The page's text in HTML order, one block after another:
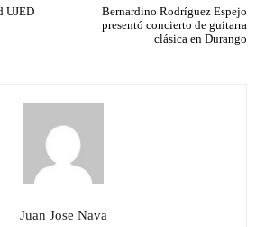
UJED
Bernardino Rodríguez Espejo
presentó concierto de guitarra
clásica en Durango
Juan Jose Nava